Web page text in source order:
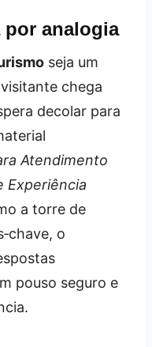
por analogia
seja um
chega
decolar para
Atendimento
Experiência
a torre de
o
pouso seguro e